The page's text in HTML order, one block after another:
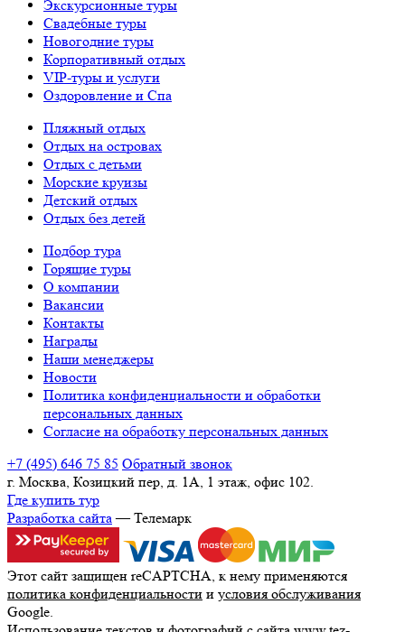
Экскурсионные туры
Свадебные туры
Новогодние туры
Корпоративный отдых
VIP-туры и услуги
Оздоровление и Спа
Пляжный отдых
Отдых на островах
Отдых с детьми
Морские круизы
Детский отдых
Отдых без детей
Подбор тура
Горящие туры
О компании
Вакансии
Контакты
Награды
Наши менеджеры
Новости
Политика конфиденциальности и обработки
персональных данных
Согласие на обработку персональных данных
+7 (495) 646 75 85 Обратный звонок
г. Москва, Козицкий пер, д. 1А, 1 этаж, офис 102.
Где купить тур
Разработка сайта— Телемарк
Этот сайт защищен reCAPTCHA, к нему применяются
политика конфиденциальности и условия обслуживания
Google.